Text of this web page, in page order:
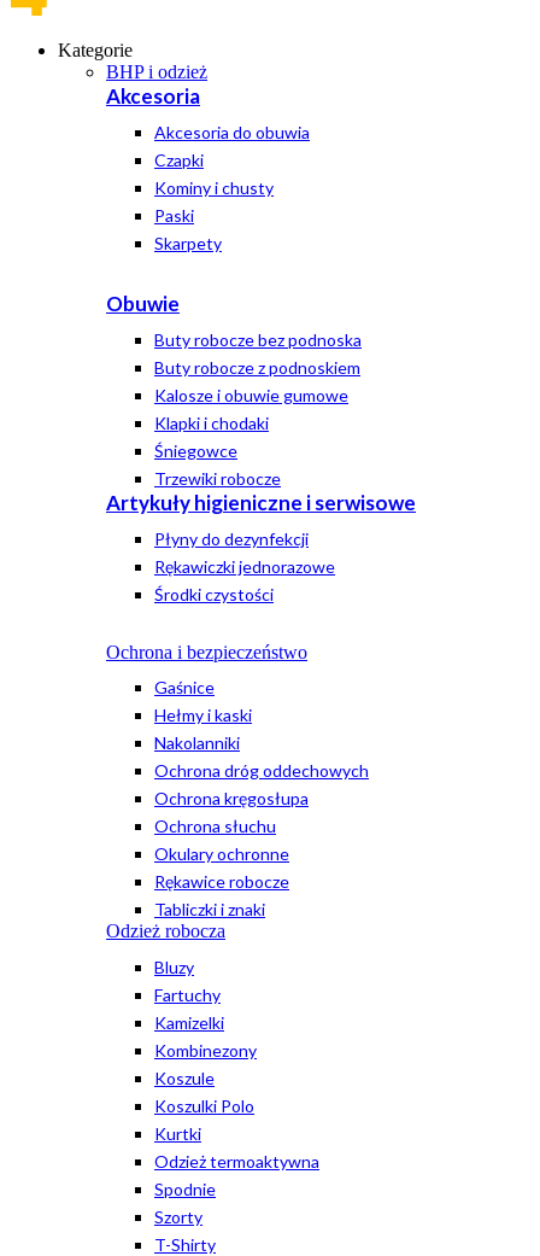
Kategorie
BHP i odzież
Akcesoria
Akcesoria do obuwia
Czapki
Kominy i chusty
Paski
Skarpety
Obuwie
Buty robocze bez podnoska
Buty robocze z podnoskiem
Kalosze i obuwie gumowe
Klapki i chodaki
Śniegowce
Trzewiki robocze
Artykuły higieniczne i serwisowe
Płyny do dezynfekcji
Rękawiczki jednorazowe
Środki czystości
Ochrona i bezpieczeństwo
Gaśnice
Hełmy i kaski
Nakolanniki
Ochrona dróg oddechowych
Ochrona kręgosłupa
Ochrona słuchu
Okulary ochronne
Rękawice robocze
Tabliczki i znaki
Odzież robocza
Bluzy
Fartuchy
Kamizelki
Kombinezony
Koszule
Koszulki Polo
Kurtki
Odzież termoaktywna
Spodnie
Szorty
T-Shirty